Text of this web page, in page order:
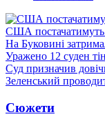
США постачатимуть
На Буковині
Уражено 12 суден
Суд призначив
Зеленський
Сюжети